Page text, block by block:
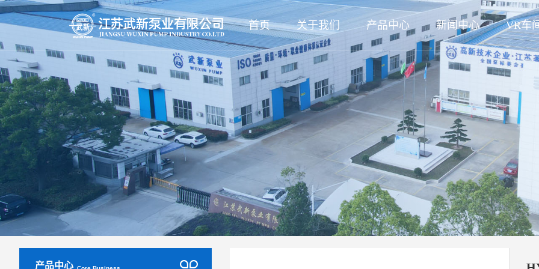
首页 关于我们 产品中心 新闻中心 VR车
产品中心